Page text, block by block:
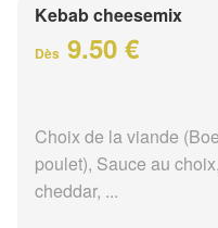
Kebab cheesemix
Dès 9.50 €
Choix de la viande
poulet), Sauce au
cheddar, ...